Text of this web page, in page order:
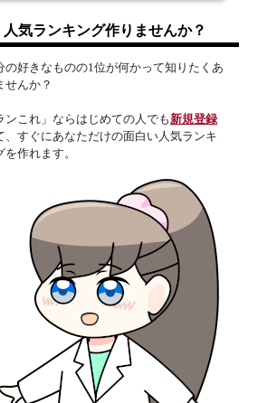
人気ランキング作りませんか？
の好きなものの1位が何かって知りたくあ
せんか？
ンこれ」ならはじめての人でも新規登録
、すぐにあなただけの面白い人気ランキ
を作れます。